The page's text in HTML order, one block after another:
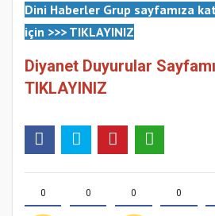
Dini Haberler Grup sayfamıza
için >>> TIKLAYINIZ
Diyanet Duyurular
TIKLAYINIZ
0 0 0 0